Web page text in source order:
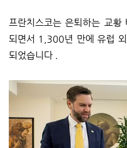
프란치스코는 은퇴하는 교
되면서 1,300년 만에 유럽
되었습니다 .